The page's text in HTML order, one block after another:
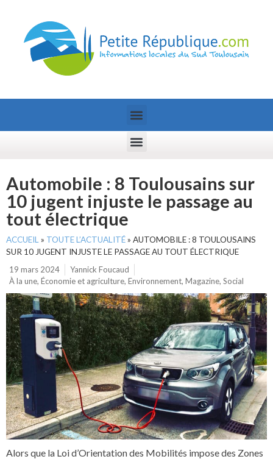
Automobile : 8 Toulousains sur
10 jugent injuste le passage au
tout électrique
ACCUEIL » TOUTE L’ACTUALITÉ» AUTOMOBILE : 8 TOULOUSAINS
SUR 10 JUGENT INJUSTE LE PASSAGE AU TOUT ÉLECTRIQUE
19 mars 2024
Yannick Foucaud
À la une, Économie et agriculture, Environnement, Magazine, Social
Alors que la Loi d’Orientation des Mobilités impose des Zones